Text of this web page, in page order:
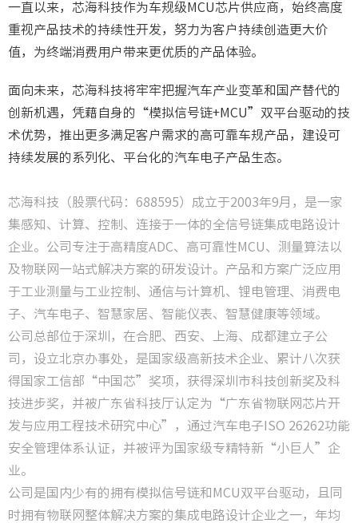
一直以来，芯海科技作为车规级MCU芯片供应商，始终高度
重视产品技术的持续性开发，努力为客户持续创造更大价
值，为终端消费用户带来更优质的产品体验。
面向未来，芯海科技将牢牢把握汽车产业变革和国产替代的
创新机遇，凭藉自身的“模拟信号链+MCU”双平台驱动的技
术优势，推出更多满足客户需求的高可靠车规产品，建设可
持续发展的系列化、平台化的汽车电子产品生态。
芯海科技（股票代码：688595）成立于2003年9月，是一家
集感知、计算、控制、连接于一体的全信号链集成电路设计
企业。公司专注于高精度ADC、高可靠性MCU、测量算法以
及物联网一站式解决方案的研发设计。产品和方案广泛应用
于工业测量与工业控制、通信与计算机、锂电管理、消费电
子、汽车电子、智慧家居、智能仪表、智慧健康等领域。
公司总部位于深圳，在合肥、西安、上海、成都建立子公
司，设立北京办事处，是国家级高新技术企业、累计八次获
得国家工信部“中国芯”奖项，获得深圳市科技创新奖及科
技进步奖，并被广东省科技厅认定为“广东省物联网芯片开
发与应用工程技术研究中心”，通过汽车电子ISO 26262功能
安全管理体系认证，并被评为国家级专精特新“小巨人”企
业。
公司是国内少有的拥有模拟信号链和MCU双平台驱动，且同
时拥有物联网整体解决方案的集成电路设计企业之一，年均